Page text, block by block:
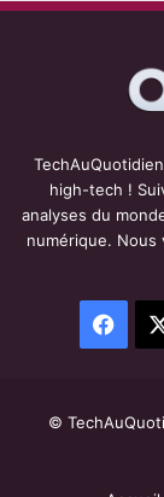
high-tech !
analyses du
numérique.
©